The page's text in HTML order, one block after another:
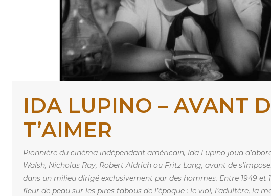
IDA LUPINO – AVANT
T’AIMER
Pionnière du cinéma indépendant américain, Ida Lupino joua
Walsh, Nicholas Ray, Robert Aldrich ou Fritz Lang, avant de
dans un milieu dirigé exclusivement par des hommes. Entre 1949 et
fleur de peau sur les pires tabous de l’époque : le viol, l’adultère, la